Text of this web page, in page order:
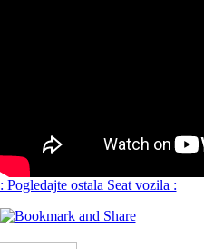
: Pogledajte ostala Seat vozila :